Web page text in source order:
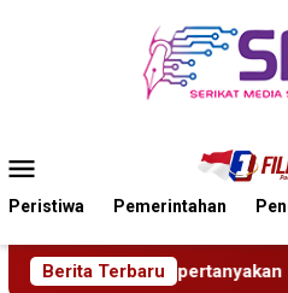
Mobile
Peristiwa Pemerintahan
Berita TerbaruKA BIAS Terhenti,